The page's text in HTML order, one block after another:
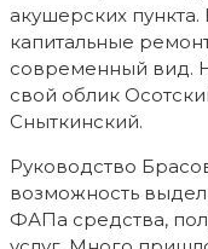
акушерских
капитальные
современный вид.
свой облик
Сныткинский.
Руководство
возможность
ФАПа средства,